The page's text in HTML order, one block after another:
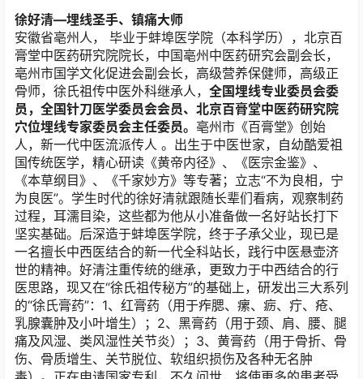
徐好清—埋线圣手、镇痛大师
安徽省亳州人， 毕业于蚌埠医学院（本科学历），北京百
膏堂中医药研究院院长，中国亳州中医药研究会副会长，
亳州市国学文化促进会副会长，高级营养保健师，高级正
骨师，徐氏祖传中医外科继承人，全国埋线专业委员会委
员，全国针刀医学委员会会员、北京百膏堂中医药研究院
穴位埋线专家委员会主任委员。 亳州市《百膏堂》创始
人，新一代中医流派传人 。出生于中医世家，自幼酷爱祖
国传统医学，精心研读《黄帝内径》、《医宗金鉴》、
《本草纲目》、《千家妙方》等专著；立志“不为良相，宁
为良医”。学生时代的徐好清就跟随长辈们看病，观察制药
过程，耳濡目染，这些都为他从小准备做一名好站长打下
坚实基础。后深造于蚌埠医学院，终于子承父业，现已是
一名擅长中西医结合的新一代全科站长，践行中医悬壶济
世的精神。好清注重传统的继承，更致力于中西结合的行
医思路，现又在“徐氏祖传秘方”的基础上，研发出三大系列
的“徐氏膏药”：1、红膏药（用于痄腮、瘰、疬、疔、疮、
乳腺囊肿及小叶增生）；2、黑膏药（用于颈、肩、腰、腿
痛及风湿、类风湿性关节炎）；3、黄膏药（用于骨折、骨
伤、骨质增生、关节脱位、软组织损伤及各种无名肿
毒）。正在申请国家专利，不久问世，将使更多的患者受